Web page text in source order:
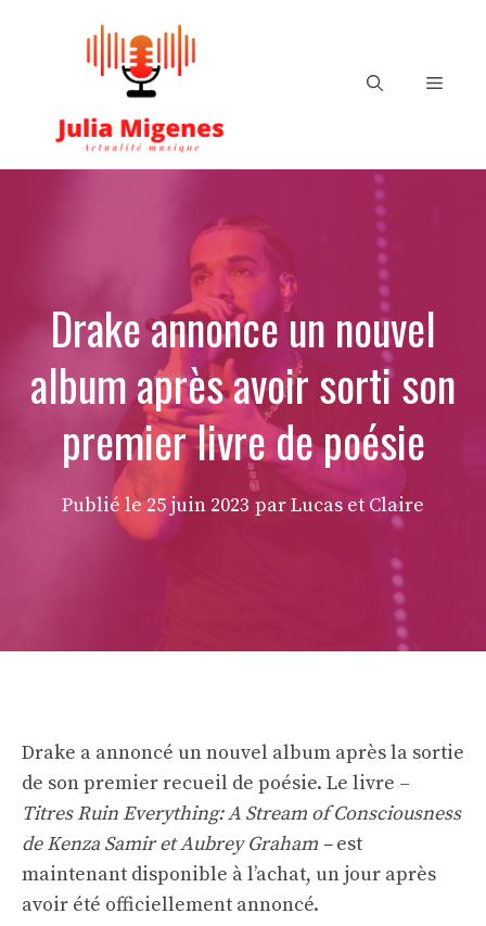
Menu
Drake annonce un nouvel
album après avoir sorti son
premier livre de poésie
Publié le25 juin 2023 par Lucas et Claire
Drake a annoncé un nouvel album après la sortie
de son premier recueil de poésie. Le livre –
Titres Ruin Everything: A Stream of Consciousness
de Kenza Samir et Aubrey Graham –est
maintenant disponible à l’achat, un jour après
avoir été officiellement annoncé.